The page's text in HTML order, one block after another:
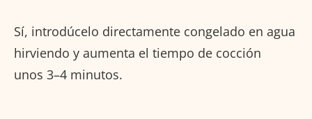
Sí, introdúcelo directamente congelado en agua
hirviendo y aumenta el tiempo de cocción
unos 3–4 minutos.